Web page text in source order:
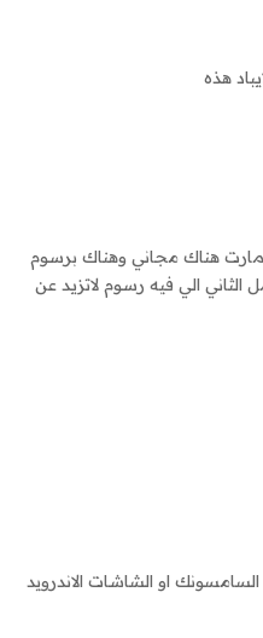
هذه
هناك مجاني وهناك برسوم
الثاني الي فيه رسوم لاتزيد عن
او الشاشات الاندرويد